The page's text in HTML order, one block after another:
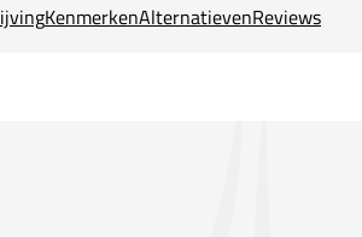
KenmerkenAlternatievenReviews